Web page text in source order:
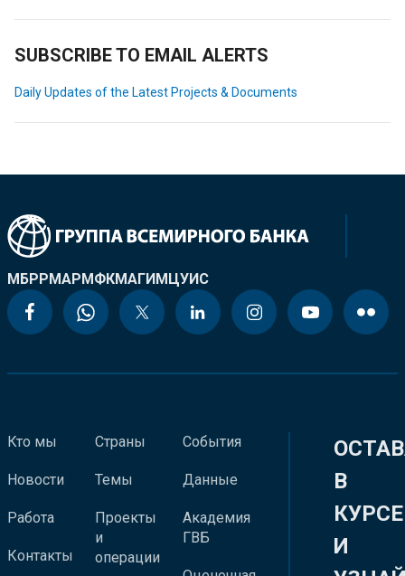
SUBSCRIBE TO EMAIL ALERTS
Daily Updates of the Latest Projects & Documents
МБРРМАРМФКМАГИМЦУИС
Кто мы
Новости
Работа
Контакты
Страны
Темы
Проекты
и
операции
События
Данные
Академия
ГВБ
В
КУРСЕ
И